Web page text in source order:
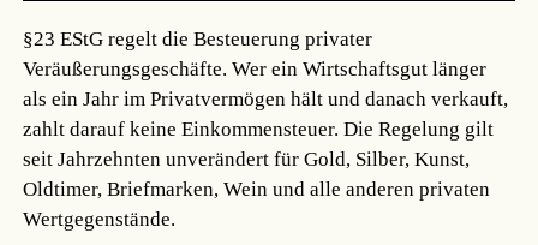
§23 EStG regelt die Besteuerung privater
Veräußerungsgeschäfte. Wer ein Wirtschaftsgut länger
als ein Jahr im Privatvermögen hält und danach verkauft,
zahlt darauf keine Einkommensteuer. Die Regelung gilt
seit Jahrzehnten unverändert für Gold, Silber, Kunst,
Oldtimer, Briefmarken, Wein und alle anderen privaten
Wertgegenstände.